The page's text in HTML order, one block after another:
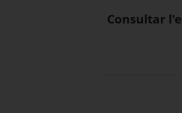
Consultar